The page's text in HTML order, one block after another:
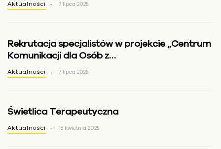
specjalistów ds. AAC
Aktualności 7 lipca 2025
Rekrutacja specjalistów w projekcie „Centrum
Komunikacji dla Osób z
specjalistów ds. ETR (tekst łatwy do czytania)
Aktualności 7 lipca 2025
Świetlica Terapeutyczna
Aktualności 18 kwietnia 2025